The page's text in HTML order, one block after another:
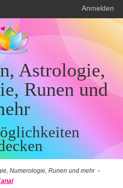
Anmelden
Astrologie,
Runen und
Numerologie, Runen und mehr -